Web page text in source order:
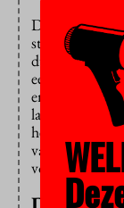
De
Green Office
studenten en
duurzamere
een aantal
lang niet
het gebied van
van de ICT-
voor